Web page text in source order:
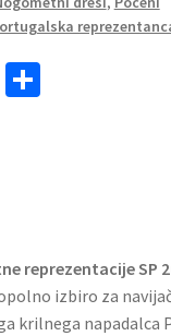
S
reprezentacije SP
izbiro za
krilnega napadalca